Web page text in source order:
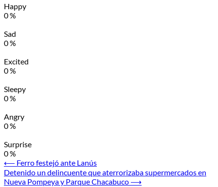
Happy
0%
Sad
0%
Excited
0%
Sleepy
0%
Angry
0%
Surprise
0%
Navegación
de
⟵ Ferro festejó ante Lanús
Detenido un delincuente que aterrorizaba supermercados en
Nueva Pompeya y Parque Chacabuco ⟶